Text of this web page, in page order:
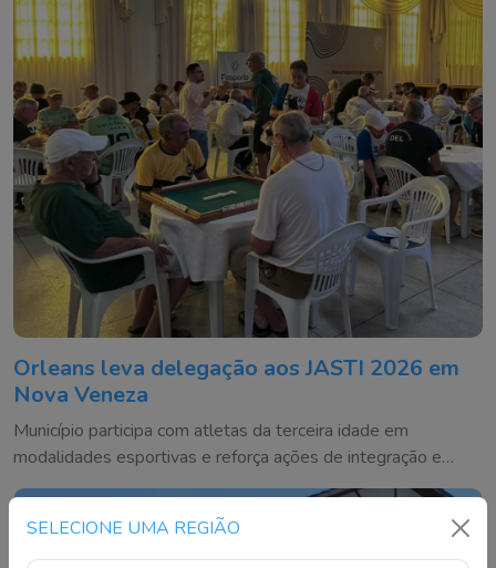
SELECIONE UMA REGIÃO
Orleans leva delegação aos JASTI 2026 em
Nova Veneza
Município participa com atletas da terceira idade em
modalidades esportivas e reforça ações de integração e
bem-estar